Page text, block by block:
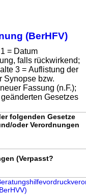
(BerHFV)
= Datum
falls rückwirkend;
3 = Auflistung der
Synopse bzw.
Fassung (n.F.);
Gesetzes
folgenden Gesetze
oder Verordnungen
(Verpasst?